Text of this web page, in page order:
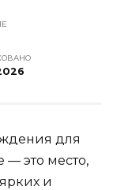
для
— это место,
и